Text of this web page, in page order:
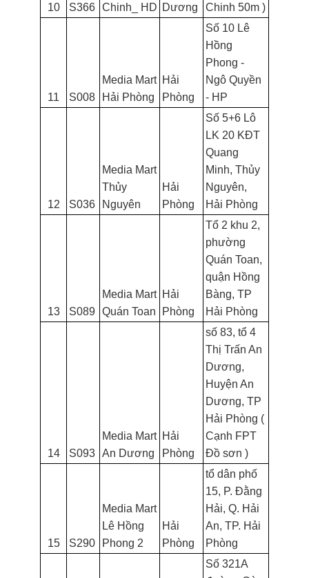
10 S366 Chinh_ HD Dương
Chinh 50m )
11 S008
Media Mart
Hải Phòng
Hải
Phòng
Số 10 Lê
Hồng
Phong -
Ngô Quyền
- HP
12 S036
Media Mart
Thủy
Nguyên
Hải
Phòng
Số 5+6 Lô
LK 20 KĐT
Quang
Minh, Thủy
Nguyên,
Hải Phòng
13 S089
Media Mart
Quán Toan
Hải
Phòng
Tổ 2 khu 2,
phường
Quán Toan,
quận Hồng
Bàng, TP
Hải Phòng
14 S093
Media Mart
An Dương
Hải
Phòng
số 83, tổ 4
Thị Trấn An
Dương,
Huyện An
Dương, TP
Hải Phòng (
Cạnh FPT
Đồ sơn )
15 S290
Media Mart
Lê Hồng
Phong 2
Hải
Phòng
tổ dân phố
15, P. Đằng
Hải, Q. Hải
An, TP. Hải
Phòng
Số 321A